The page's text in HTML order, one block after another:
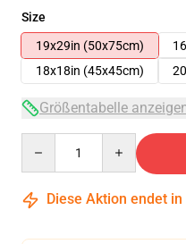
Size
19x29in (50x75cm)
18x18in (45x45cm)
Größentabelle
Diese Aktion endet in